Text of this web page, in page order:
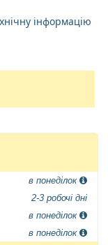
інформацію
в понеділок
2-3 робочі дні
в понеділок
в понеділок